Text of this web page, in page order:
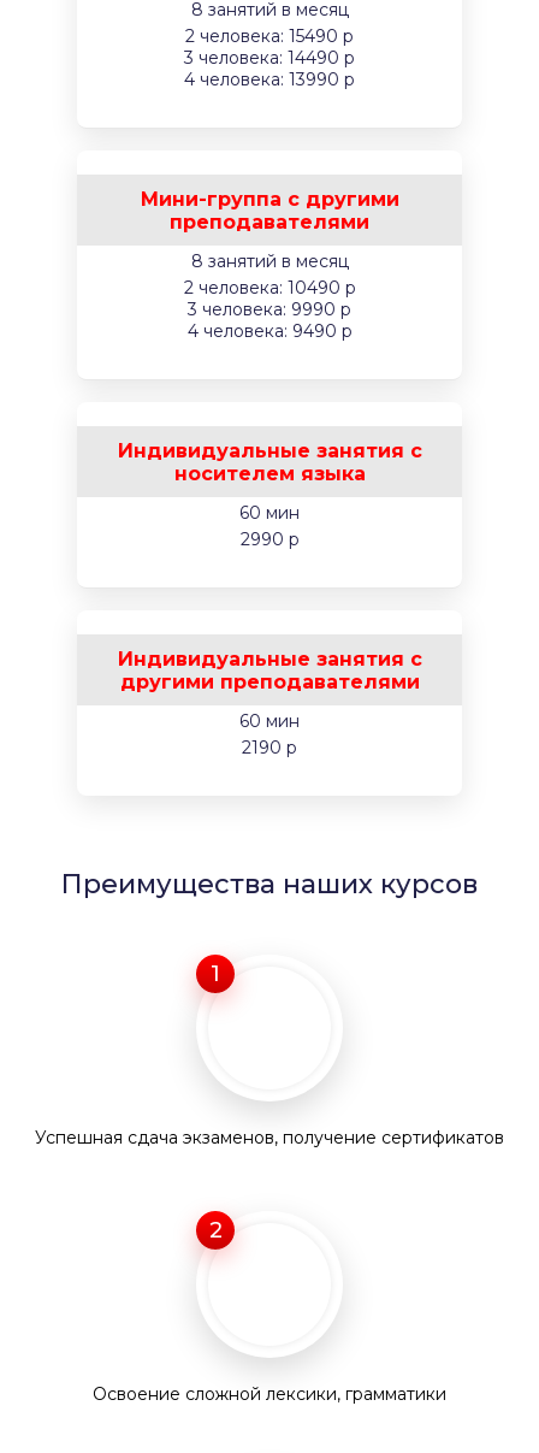
8 занятий в месяц
2 человека: 15490 р
3 человека: 14490 р
4 человека: 13990 р
Мини-группа с другими
преподавателями
8 занятий в месяц
2 человека: 10490 р
3 человека: 9990 р
4 человека: 9490 р
Индивидуальные занятия с
носителем языка
60 мин
2990 р
Индивидуальные занятия с
другими преподавателями
60 мин
2190 р
Преимущества наших курсов
1
Успешная сдача экзаменов, получение сертификатов
2
Освоение сложной лексики, грамматики